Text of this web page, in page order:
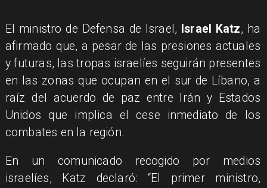
El ministro de Defensa de Israel, Israel Katz, ha
afirmado que, a pesar de las presiones actuales
y futuras, las tropas israelíes seguirán presentes
en las zonas que ocupan en el sur de Líbano, a
raíz del acuerdo de paz entre Irán y Estados
Unidos que implica el cese inmediato de los
combates en la región.
En un comunicado recogido por medios
israelíes, Katz declaró: “El primer ministro,